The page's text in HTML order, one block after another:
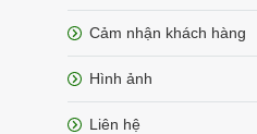
Cảm nhận khách hàng
Hình ảnh
Liên hệ